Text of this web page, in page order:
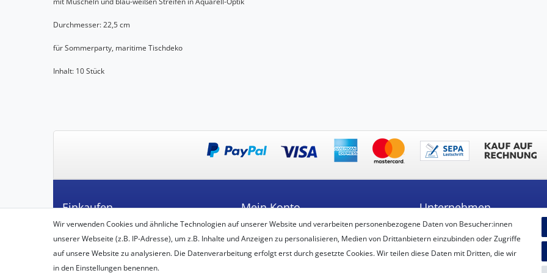
Durchmesser: 22,5 cm
für Sommerparty, maritime Tischdeko
Inhalt: 10 Stück
Einkaufen
Zahlungsarten
Versandarten & -kosten
Widerrufsbelehrung
Vertrag widerrufen
Mein Konto
Registrieren
Login
Unternehmen
Unser Ballon-Lieferservice
Unsere Filiale
Unsere Mitarbeiter
Wir verwenden Cookies und ähnliche Technologien auf unserer Website und verarbeiten personenbezogene Daten von Besucher:innen
unserer Webseite (z.B. IP-Adresse), um z.B. Inhalte und Anzeigen zu personalisieren, Medien von Drittanbietern einzubinden oder Zugriffe
auf unsere Website zu analysieren. Die Datenverarbeitung erfolgt erst durch gesetzte Cookies. Wir teilen diese Daten mit Dritten, die wir
in den Einstellungen benennen.